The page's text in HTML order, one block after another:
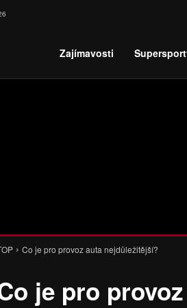
Zajímavosti
Co je pro provoz auta nejdůležitější?
je pro